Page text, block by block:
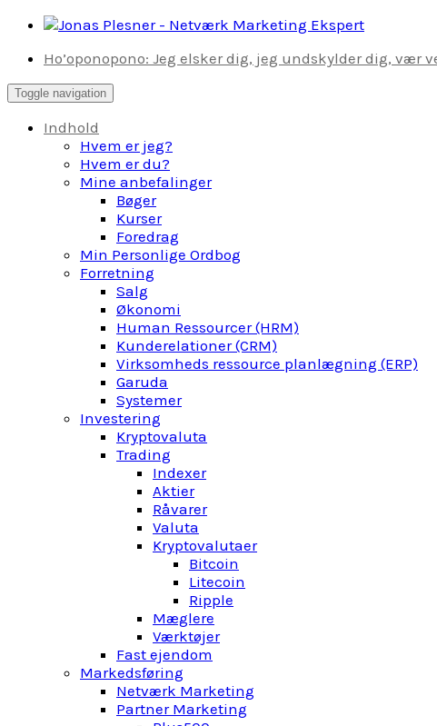
Skip
contentHo’oponopono: Jeg elsker dig, jeg undskylder dig, vær
Toggle navigation
Indhold
Hvem er jeg?
Hvem er du?
Mine anbefalinger
Bøger
Kurser
Foredrag
Min Personlige Ordbog
Forretning
Salg
Økonomi
Human Ressourcer (HRM)
Kunderelationer (CRM)
Virksomheds ressource planlægning (ERP)
Garuda
Systemer
Investering
Kryptovaluta
Trading
Indexer
Aktier
Råvarer
Valuta
Kryptovalutaer
Bitcoin
Litecoin
Ripple
Mæglere
Værktøjer
Fast ejendom
Markedsføring
Netværk Marketing
Partner Marketing